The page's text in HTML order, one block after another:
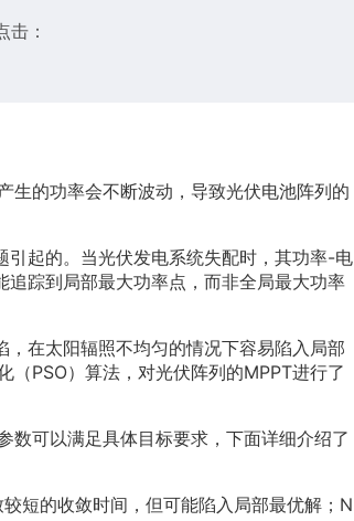
：
生的功率会不断波动，导致光伏电池阵列的
起的。当光伏发电系统失配时，其功率-电
踪到局部最大功率点，而非全局最大功率
在太阳辐照不均匀的情况下容易陷入局部
PSO）算法，对光伏阵列的MPPT进行了
数可以满足具体目标要求，下面详细介绍了
短的收敛时间，但可能陷入局部最优解；N